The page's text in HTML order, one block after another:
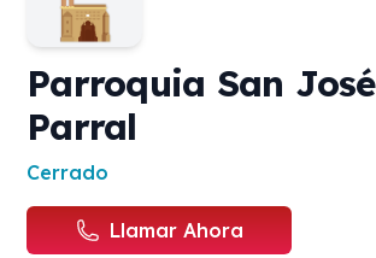
Parroquia San
Parral
Disponibilidad de horarios
Cerrado
Llamar Ahora